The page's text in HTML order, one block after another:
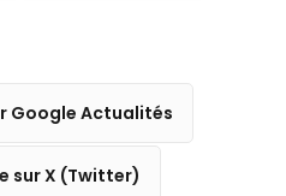
Google Actualités
sur X (Twitter)